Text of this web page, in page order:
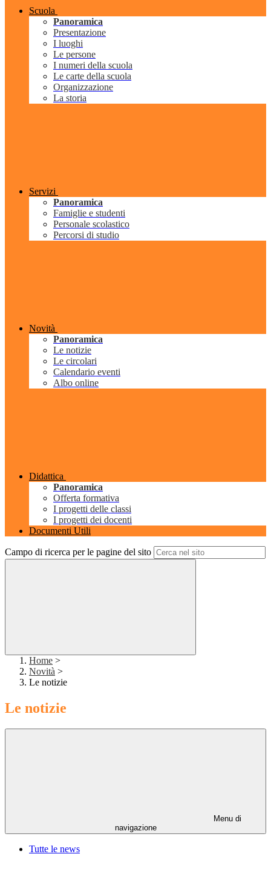
Scuola
Panoramica
Presentazione
I luoghi
Le persone
I numeri della scuola
Le carte della scuola
Organizzazione
La storia
Servizi
Panoramica
Famiglie e studenti
Personale scolastico
Percorsi di studio
Novità
Panoramica
Le notizie
Le circolari
Calendario eventi
Albo online
Didattica
Panoramica
Offerta formativa
I progetti delle classi
I progetti dei docenti
Documenti Utili
Campo di ricerca per le pagine del sito
Home >
Novità >
Le notizie
Le notizie
Menu di
navigazione
Tutte le news